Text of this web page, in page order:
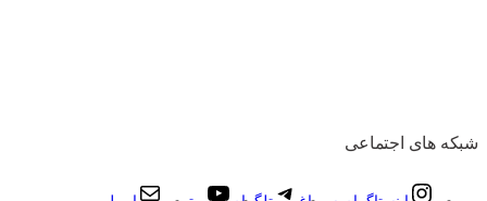
شبکه های اجتماعی